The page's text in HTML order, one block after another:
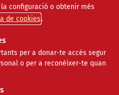
configuració o obtenir més
de cookies
per a donar-te accés segur
o per a reconèixer-te quan
Projectes | Tecnològic |
Biblioteca |